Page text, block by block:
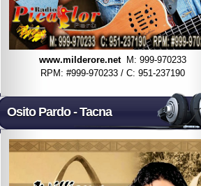
www.milderore.net M: 999-970233
RPM: #999-970233 / C: 951-237190
Osito Pardo - Tacna